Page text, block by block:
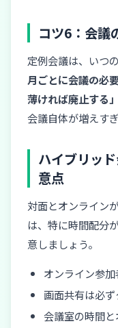
コツ6：会議
定例会議は、いつ
月ごとに会議の必
薄ければ廃止する」
会議自体が増えす
ハイブリッ
意点
対面とオンライン
は、特に時間配分
意しましょう。
オンライン参
画面共有は必
会議室の時間